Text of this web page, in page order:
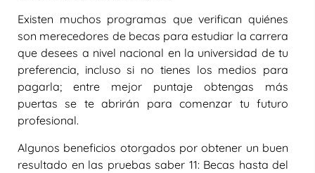
Existen muchos programas que verifican quiénes
son merecedores de becas para estudiar la carrera
que desees a nivel nacional en la universidad de tu
preferencia, incluso si no tienes los medios para
pagarla; entre mejor puntaje obtengas más
puertas se te abrirán para comenzar tu futuro
profesional.
Algunos beneficios otorgados por obtener un buen
resultado en las pruebas saber 11: Becas hasta del